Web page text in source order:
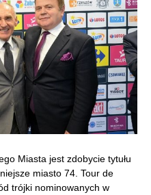
Miasta jest zdobycie tytułu
miasto 74. Tour de
trójki nominowanych w